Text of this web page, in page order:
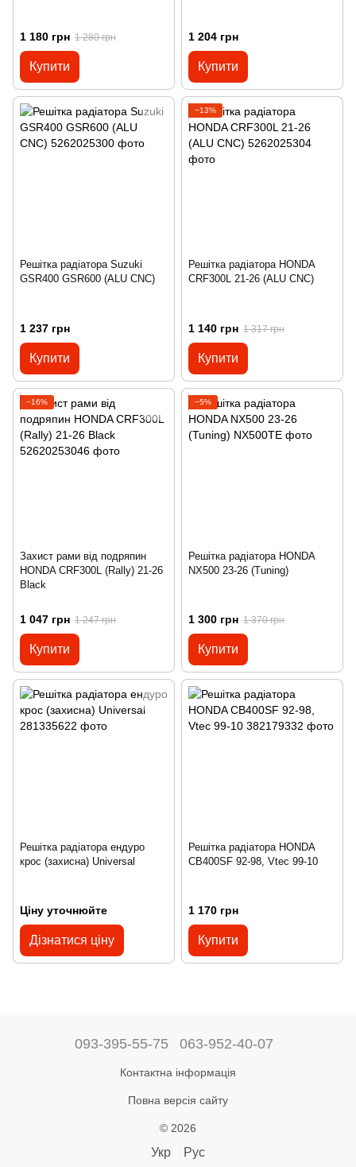
1 180 грн 1 280 грн
Купити
1 204 грн
Купити
Решітка радіатора Suzuki
GSR400 GSR600 (ALU CNC)
1 237 грн
Купити
−13%
Решітка радіатора HONDA
CRF300L 21-26 (ALU CNC)
1 140 грн 1 317 грн
Купити
−16%
Захист рами від подряпин
HONDA CRF300L (Rally) 21-26
Black
1 047 грн 1 247 грн
Купити
−5%
Решітка радіатора HONDA
NX500 23-26 (Tuning)
1 300 грн 1 370 грн
Купити
Решітка радіатора ендуро
крос (захисна) Universal
Ціну уточнюйте
Дізнатися ціну
Решітка радіатора HONDA
CB400SF 92-98, Vtec 99-10
1 170 грн
Купити
093-395-55-75 063-952-40-07
Контактна інформація
Повна версія сайту
© 2026
Укр Рус